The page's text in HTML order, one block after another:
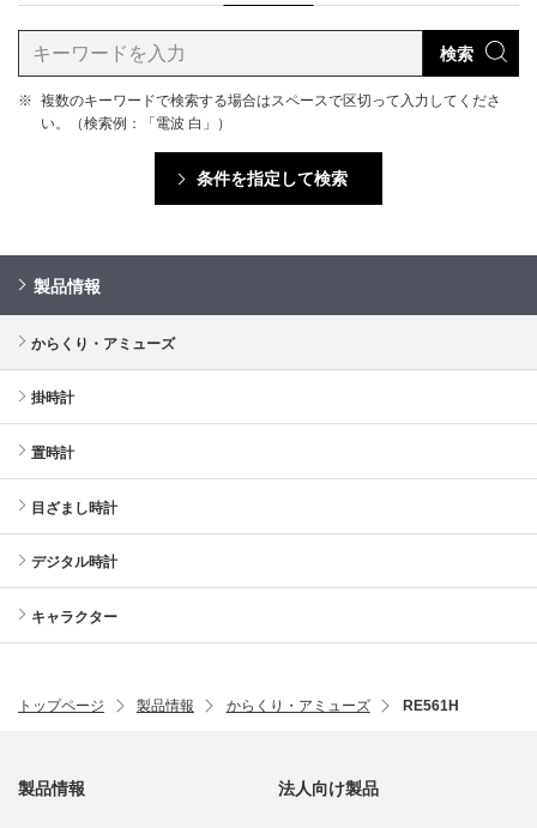
検索
※ 複数のキーワードで検索する場合はスペースで区切って入力してくださ
い。（検索例：「電波 白」）
条件を指定して検索
製品情報
からくり・アミューズ
掛時計
置時計
目ざまし時計
デジタル時計
キャラクター
トップページ 製品情報 からくり・アミューズ RE561H
製品情報 法人向け製品